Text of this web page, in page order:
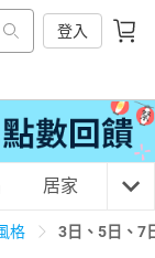
登入
居家 3C
格 3日、5日、7